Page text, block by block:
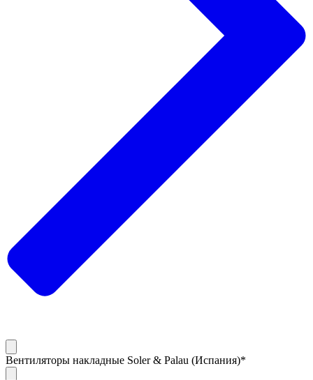
Вентиляторы накладные Soler & Palau (Испания)*